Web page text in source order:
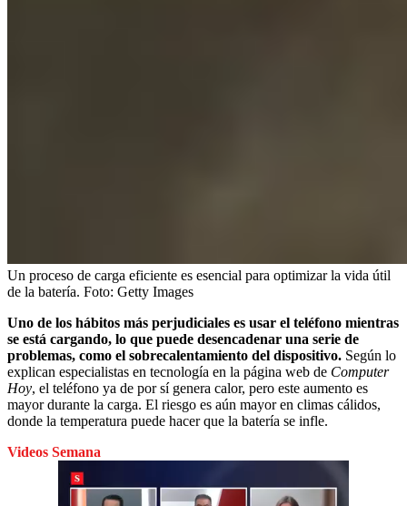
Un proceso de carga eficiente es esencial para optimizar la vida útil
de la batería. Foto: Getty Images
Uno de los hábitos más perjudiciales es usar el teléfono mientras
se está cargando, lo que puede desencadenar una serie de
problemas, como el sobrecalentamiento del dispositivo. Según lo
explican especialistas en tecnología en la página web de Computer
Hoy, el teléfono ya de por sí genera calor, pero este aumento es
mayor durante la carga. El riesgo es aún mayor en climas cálidos,
donde la temperatura puede hacer que la batería se infle.
Videos Semana